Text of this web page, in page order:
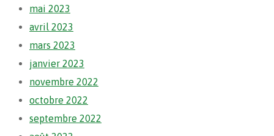
mai 2023
avril 2023
mars 2023
janvier 2023
novembre 2022
octobre 2022
septembre 2022